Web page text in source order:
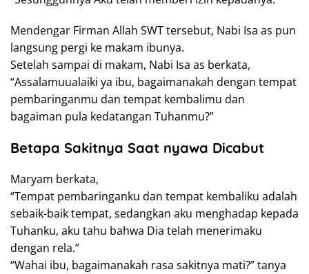
Mendengar Firman Allah SWT tersebut, Nabi Isa as pun
langsung pergi ke makam ibunya.
Setelah sampai di makam, Nabi Isa as berkata,
“Assalamuualaiki ya ibu, bagaimanakah dengan tempat
pembaringanmu dan tempat kembalimu dan
bagaiman pula kedatangan Tuhanmu?”
Betapa Sakitnya Saat nyawa Dicabut
Maryam berkata,
“Tempat pembaringanku dan tempat kembaliku adalah
sebaik-baik tempat, sedangkan aku menghadap kepada
Tuhanku, aku tahu bahwa Dia telah menerimaku
dengan rela.”
“Wahai ibu, bagaimanakah rasa sakitnya mati?” tanya